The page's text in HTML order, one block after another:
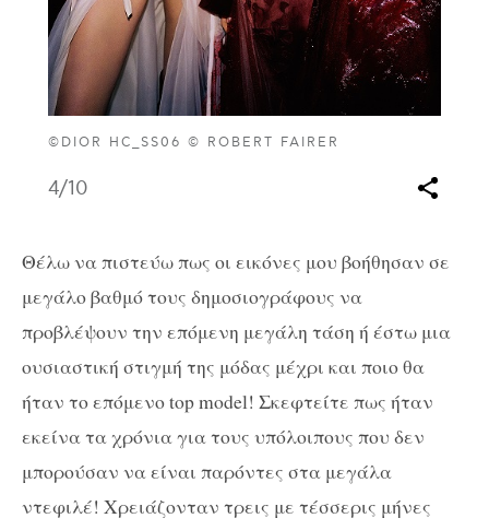
©DIOR HC_SS06 © ROBERT FAIRER
4/10
Θέλω να πιστεύω πως οι εικόνες μου βοήθησαν σε
μεγάλο βαθμό τους δημοσιογράφους να
προβλέψουν την επόμενη μεγάλη τάση ή έστω μια
ουσιαστική στιγμή της μόδας μέχρι και ποιο θα
ήταν το επόμενο top model! Σκεφτείτε πως ήταν
εκείνα τα χρόνια για τους υπόλοιπους που δεν
μπορούσαν να είναι παρόντες στα μεγάλα
ντεφιλέ! Χρειάζονταν τρεις με τέσσερις μήνες